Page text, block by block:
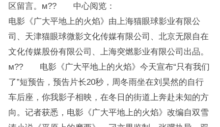
区留言。м?? 中心阅览：
电影《广大平地上的火焰》由上海猫眼球影业有限公
司、天津猫眼球微影文化传媒有限公司、北京无限自在
文化传媒股份有限公司、上海突燃影业有限公司出品。
м?? 电影《广大平地上的火焰》今天宣布“只有我们
了”短预告，预告片长20秒，周冬雨坐在刘昊然的自行
车后座，你我影子相映，在冬日的街道上奔赴未知的方
向。记者获悉，电影《广大平地上的火焰》改编自双雪